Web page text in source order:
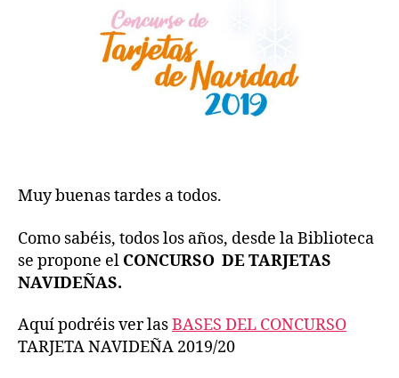
BIBLIOTECA
Muy buenas tardes a todos.
Como sabéis, todos los años, desde la Biblioteca
se propone el CONCURSO DE TARJETAS
NAVIDEÑAS.
Aquí podréis ver lasBASES DEL CONCURSO
TARJETA NAVIDEÑA 2019/20